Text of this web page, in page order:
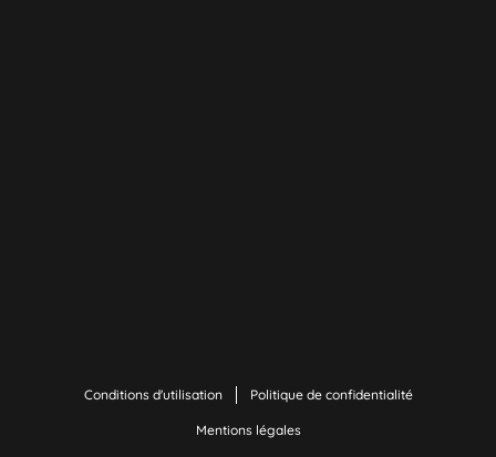
Conditions d'utilisation Politique de confidentialité
Mentions légales